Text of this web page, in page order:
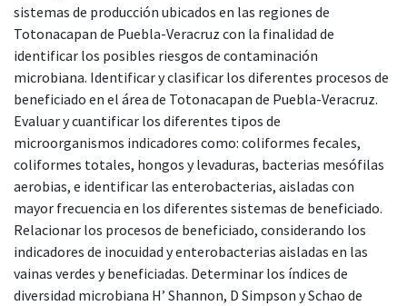
sistemas de producción ubicados en las regiones de
Totonacapan de Puebla-Veracruz con la finalidad de
identificar los posibles riesgos de contaminación
microbiana. Identificar y clasificar los diferentes procesos de
beneficiado en el área de Totonacapan de Puebla-Veracruz.
Evaluar y cuantificar los diferentes tipos de
microorganismos indicadores como: coliformes fecales,
coliformes totales, hongos y levaduras, bacterias mesófilas
aerobias, e identificar las enterobacterias, aisladas con
mayor frecuencia en los diferentes sistemas de beneficiado.
Relacionar los procesos de beneficiado, considerando los
indicadores de inocuidad y enterobacterias aisladas en las
vainas verdes y beneficiadas. Determinar los índices de
diversidad microbiana H’ Shannon, D Simpson y Schao de